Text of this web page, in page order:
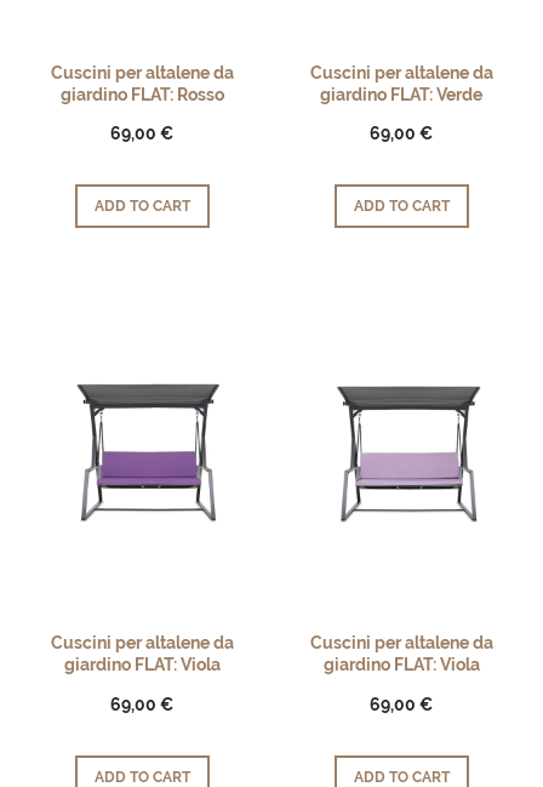
Cuscini per altalene da
giardino FLAT: Rosso
69,00 €
ADD TO CART
Cuscini per altalene da
giardino FLAT: Verde
69,00 €
ADD TO CART
Cuscini per altalene da
giardino FLAT: Viola
69,00 €
ADD TO CART
Cuscini per altalene da
giardino FLAT: Viola
69,00 €
ADD TO CART